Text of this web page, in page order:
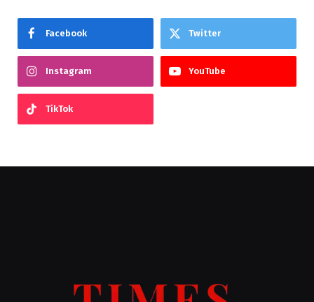
Facebook Twitter
Instagram YouTube
TikTok